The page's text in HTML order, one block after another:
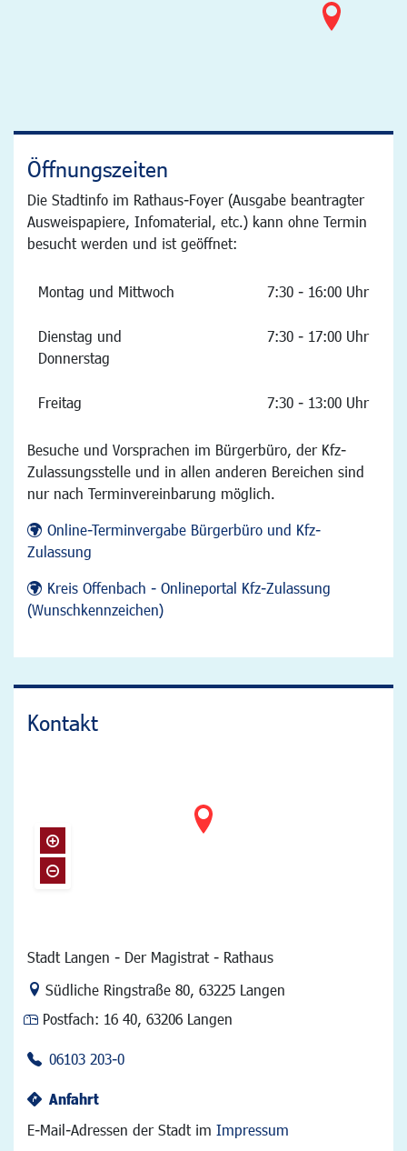
Öffnungszeiten
Die Stadtinfo im Rathaus-Foyer (Ausgabe beantragter
Ausweispapiere, Infomaterial, etc.) kann ohne Termin
besucht werden und ist geöffnet:
Montag und Mittwoch 7:30 - 16:00 Uhr
Dienstag und
Donnerstag
7:30 - 17:00 Uhr
Freitag 7:30 - 13:00 Uhr
Besuche und Vorsprachen im Bürgerbüro, der Kfz-
Zulassungsstelle und in allen anderen Bereichen sind
nur nach Terminvereinbarung möglich.
Online-Terminvergabe Bürgerbüro und Kfz-
Zulassung
Kreis Offenbach - Onlineportal Kfz-Zulassung
(Wunschkennzeichen)
Kontakt
Stadt Langen - Der Magistrat - Rathaus
Link zur Google-Maps Navigation
Südliche Ringstraße 80, 63225 Langen
Postfach: 16 40, 63206 Langen
06103 203-0
Anfahrt
E-Mail-Adressen der Stadt im Impressum